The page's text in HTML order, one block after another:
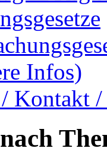
Infos)
Kontakt